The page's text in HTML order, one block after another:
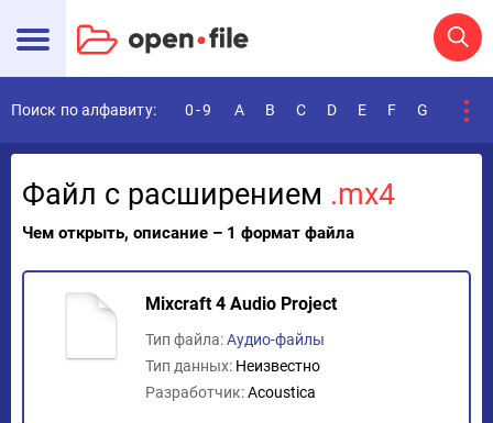
Поиск по алфавиту: 0-9 A B C D E F G
Файл с расширением .mx4
Чем открыть, описание – 1 формат файла
Mixcraft 4 Audio Project
Тип файла:Аудио-файлы
Тип данных: Неизвестно
Разработчик:Acoustica